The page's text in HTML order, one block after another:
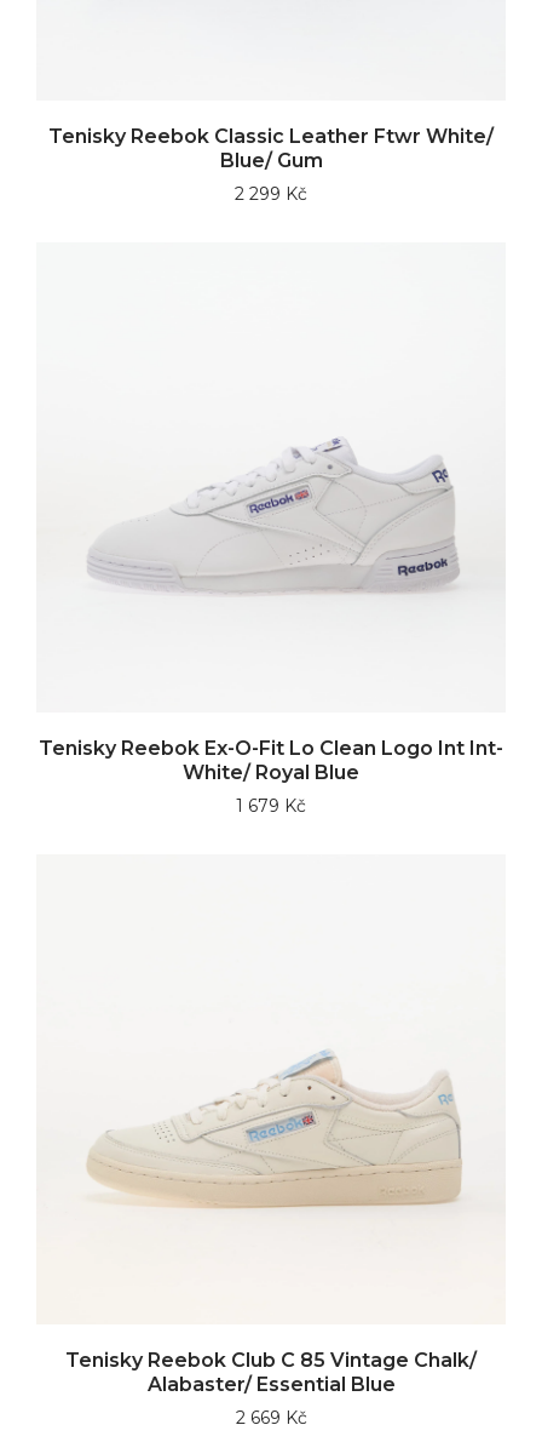
Tenisky Reebok Classic Leather Ftwr White/
Blue/ Gum
2 299 Kč
Tenisky Reebok Ex-O-Fit Lo Clean Logo Int Int-
White/ Royal Blue
1 679 Kč
Tenisky Reebok Club C 85 Vintage Chalk/
Alabaster/ Essential Blue
2 669 Kč